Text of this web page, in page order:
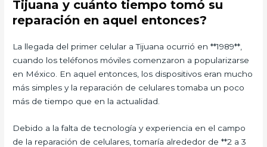
Tijuana y cuánto tiempo tomó su
reparación en aquel entonces?
La llegada del primer celular a Tijuana ocurrió en **1989**,
cuando los teléfonos móviles comenzaron a popularizarse
en México. En aquel entonces, los dispositivos eran mucho
más simples y la reparación de celulares tomaba un poco
más de tiempo que en la actualidad.
Debido a la falta de tecnología y experiencia en el campo
de la reparación de celulares, tomaría alrededor de **2 a 3